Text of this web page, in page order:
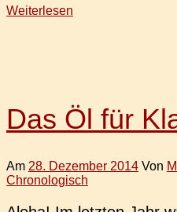
Weiterlesen
Das Öl für
Am 28. Dezember 2014 Von
Chronologisch